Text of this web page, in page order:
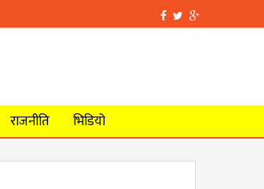
राजनीति भिडियो